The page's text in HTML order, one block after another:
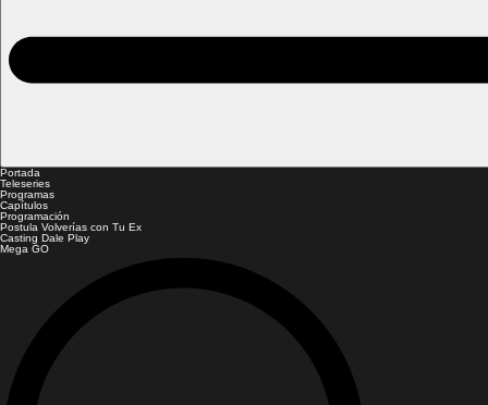
Portada
Teleseries
Programas
Capítulos
Programación
Postula Volverías con Tu Ex
Casting Dale Play
Mega GO